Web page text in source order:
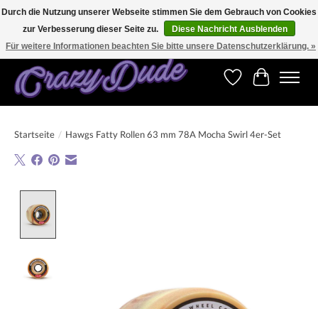
Versandkostenfrei bestellen ab CHF 200.00 in der Schweiz und ab EUR 250.00 in den
meisten Ländern weltweit.
Wunschzettel
Ihr
Startseite / Hawgs Fatty Rollen 63 mm 78A Mocha Swirl 4er-Set
Durch die Nutzung unserer Webseite stimmen Sie dem Gebrauch von Cookies
zur Verbesserung dieser Seite zu.
Diese Nachricht Ausblenden
Für weitere Informationen beachten Sie bitte unsere Datenschutzerklärung. »